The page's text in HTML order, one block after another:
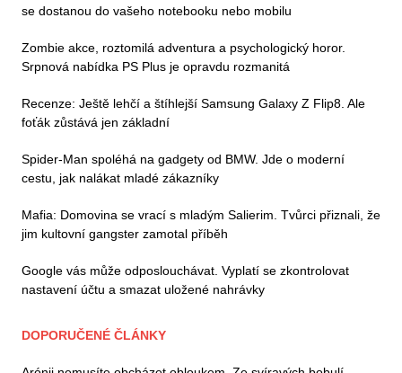
se dostanou do vašeho notebooku nebo mobilu
Zombie akce, roztomilá adventura a psychologický horor.
Srpnová nabídka PS Plus je opravdu rozmanitá
Recenze: Ještě lehčí a štíhlejší Samsung Galaxy Z Flip8. Ale
foťák zůstává jen základní
Spider-Man spoléhá na gadgety od BMW. Jde o moderní
cestu, jak nalákat mladé zákazníky
Mafia: Domovina se vrací s mladým Salierim. Tvůrci přiznali, že
jim kultovní gangster zamotal příběh
Google vás může odposlouchávat. Vyplatí se zkontrolovat
nastavení účtu a smazat uložené nahrávky
DOPORUČENÉ ČLÁNKY